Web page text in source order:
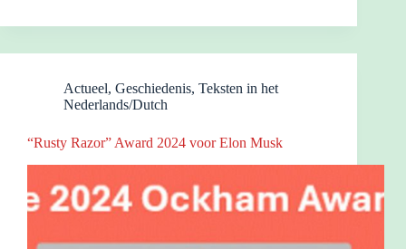
Actueel, Geschiedenis, Teksten in het
Nederlands/Dutch
“Rusty Razor” Award 2024 voor Elon Musk